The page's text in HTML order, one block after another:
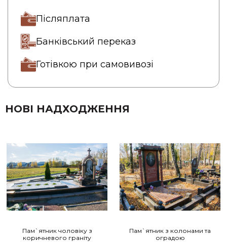
Післяплата
Банківський переказ
Готівкою при самовивозі
НОВІ НАДХОДЖЕННЯ
Пам`ятник чоловіку з
коричневого граніту
Пам`ятник з колонами та
оградою